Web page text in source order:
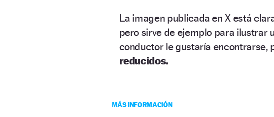
La imagen publicada en X está
pero sirve de ejemplo para ilustrar
conductor le gustaría encontrarse,
reducidos.
MÁS INFORMACIÓN